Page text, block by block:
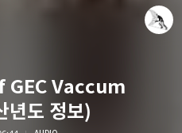
Vaccum
도 정보)